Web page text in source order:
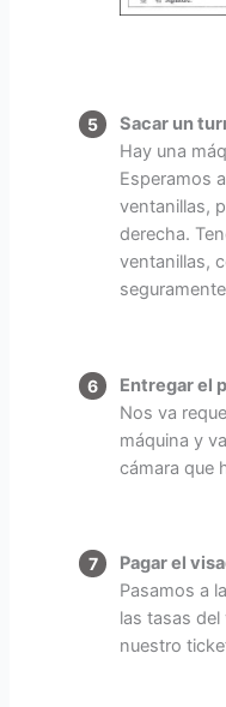
Sacar un
Hay una
Esperamos
ventanillas,
derecha.
ventanillas,
Entregar el
Nos va
máquina y
cámara que
Pagar el
Pasamos a
las tasas
nuestro